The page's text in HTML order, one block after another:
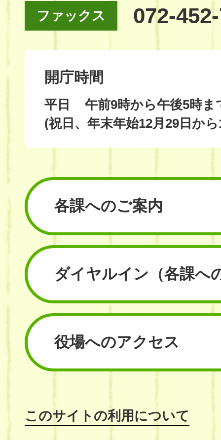
ファックス 072-
開庁時間
平日
午前9時から午後5時ま
(祝日、年末年始12月29日か
各課へのご案内
ダイヤルイン （各課へ
役場へのアクセス
このサイトの利用について